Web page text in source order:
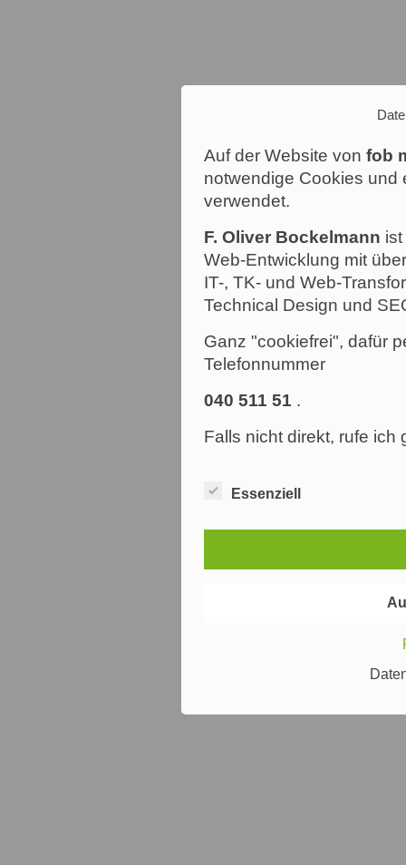
Auf der Website von fob
notwendige Cookies und
verwendet.
F. Oliver Bockelmann
Web-Entwicklung mit
IT-, TK- und Web-
Technical Design und
Ganz "cookiefrei", dafür
Telefonnummer
040 511 51 .
Falls nicht direkt, rufe ich
Essenziell